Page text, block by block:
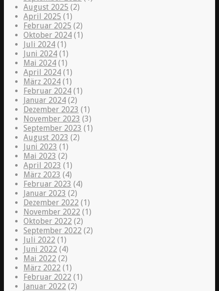
August 2025 (2)
April 2025 (1)
Februar 2025 (2)
Oktober 2024 (1)
Juli 2024 (1)
Juni 2024 (1)
Mai 2024 (1)
April 2024 (1)
März 2024 (1)
Februar 2024 (1)
Januar 2024 (2)
Dezember 2023 (1)
November 2023 (3)
September 2023 (1)
August 2023 (2)
Juni 2023 (1)
Mai 2023 (2)
April 2023 (1)
März 2023 (4)
Februar 2023 (4)
Januar 2023 (2)
Dezember 2022 (1)
November 2022 (1)
Oktober 2022 (2)
September 2022 (2)
Juli 2022 (1)
Juni 2022 (4)
Mai 2022 (2)
März 2022 (1)
Februar 2022 (1)
Januar 2022 (2)